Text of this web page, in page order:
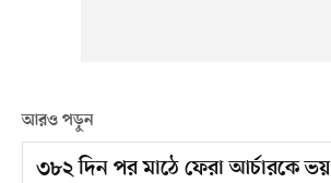
আরও পড়ুন
৩৮২ দিন পর মাঠে ফেরা আর্চারকে ভয়